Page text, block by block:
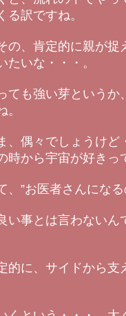
る訳ですね。
の、肯定的に親が捉
たいな・・・。
ても強い芽という
、偶々でしょうけ
時から宇宙が好きっ
、”お医者さんにな
い事とは言わない
的に、サイドから